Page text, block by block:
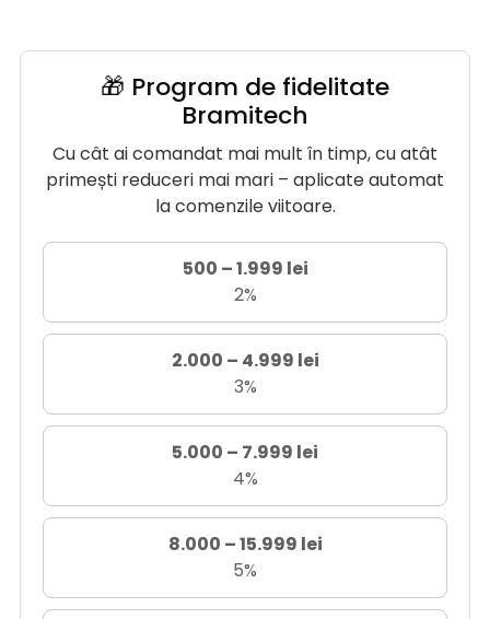
🎁 Program de fidelitate
Bramitech
Cu cât ai comandat mai mult în timp, cu atât
primești reduceri mai mari – aplicate automat
la comenzile viitoare.
500 – 1.999 lei
2%
2.000 – 4.999 lei
3%
5.000 – 7.999 lei
4%
8.000 – 15.999 lei
5%